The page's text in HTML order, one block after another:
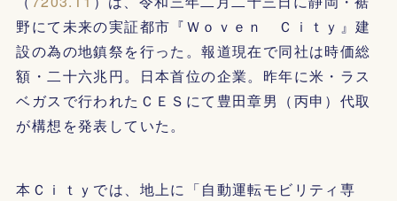
野にて未来の実証都市『Ｗｏｖｅｎ Ｃｉｔｙ』建
設の為の地鎮祭を行った。報道現在で同社は時価総
額・二十六兆円。日本首位の企業。昨年に米・ラス
ベガスで行われたＣＥＳにて豊田章男（丙申）代取
が構想を発表していた。
本Ｃｉｔｙでは、地上に「自動運転モビリティ専